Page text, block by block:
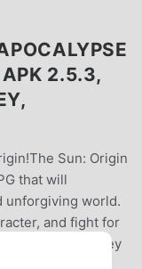
2.5.3,
Sun: Origin
that will
unforgiving world.
and fight for
survivors.Key
world: The